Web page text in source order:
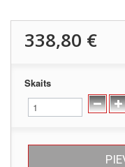
338,80 €
Skaits